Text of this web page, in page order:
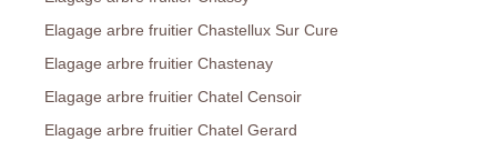
Elagage arbre fruitier Chastellux Sur Cure
Elagage arbre fruitier Chastenay
Elagage arbre fruitier Chatel Censoir
Elagage arbre fruitier Chatel Gerard